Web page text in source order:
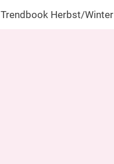
Trendbook Herbst/Winter